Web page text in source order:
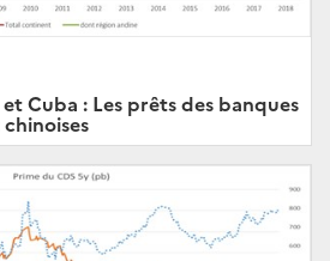
Cuba : Les prêts des banques